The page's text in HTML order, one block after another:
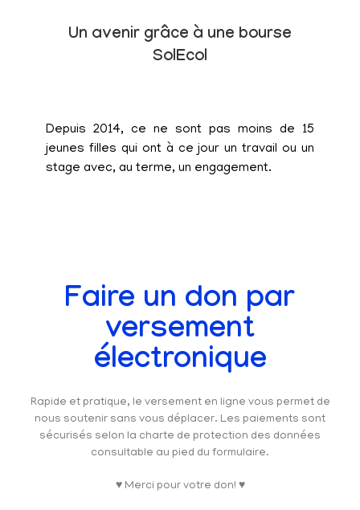
Un avenir grâce à une bourse
SolEcol
Depuis 2014, ce ne sont pas moins de 15
jeunes filles qui ont à ce jour un travail ou un
stage avec, au terme, un engagement.
Faire un don par
versement
électronique
Rapide et pratique, le versement en ligne vous permet de
nous soutenir sans vous déplacer. Les paiements sont
sécurisés selon la charte de protection des données
consultable au pied du formulaire.
♥ Merci pour votre don! ♥